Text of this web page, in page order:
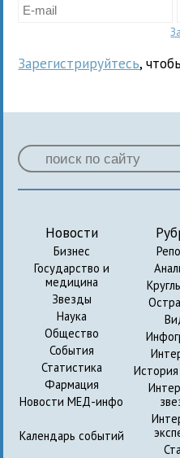
Зарегистрируйтесь,
Новости
Бизнес
Государство и
медицина
Звезды
Наука
Общество
События
Статистика
Фармация
Новости МЕД-инфо
Календарь событий